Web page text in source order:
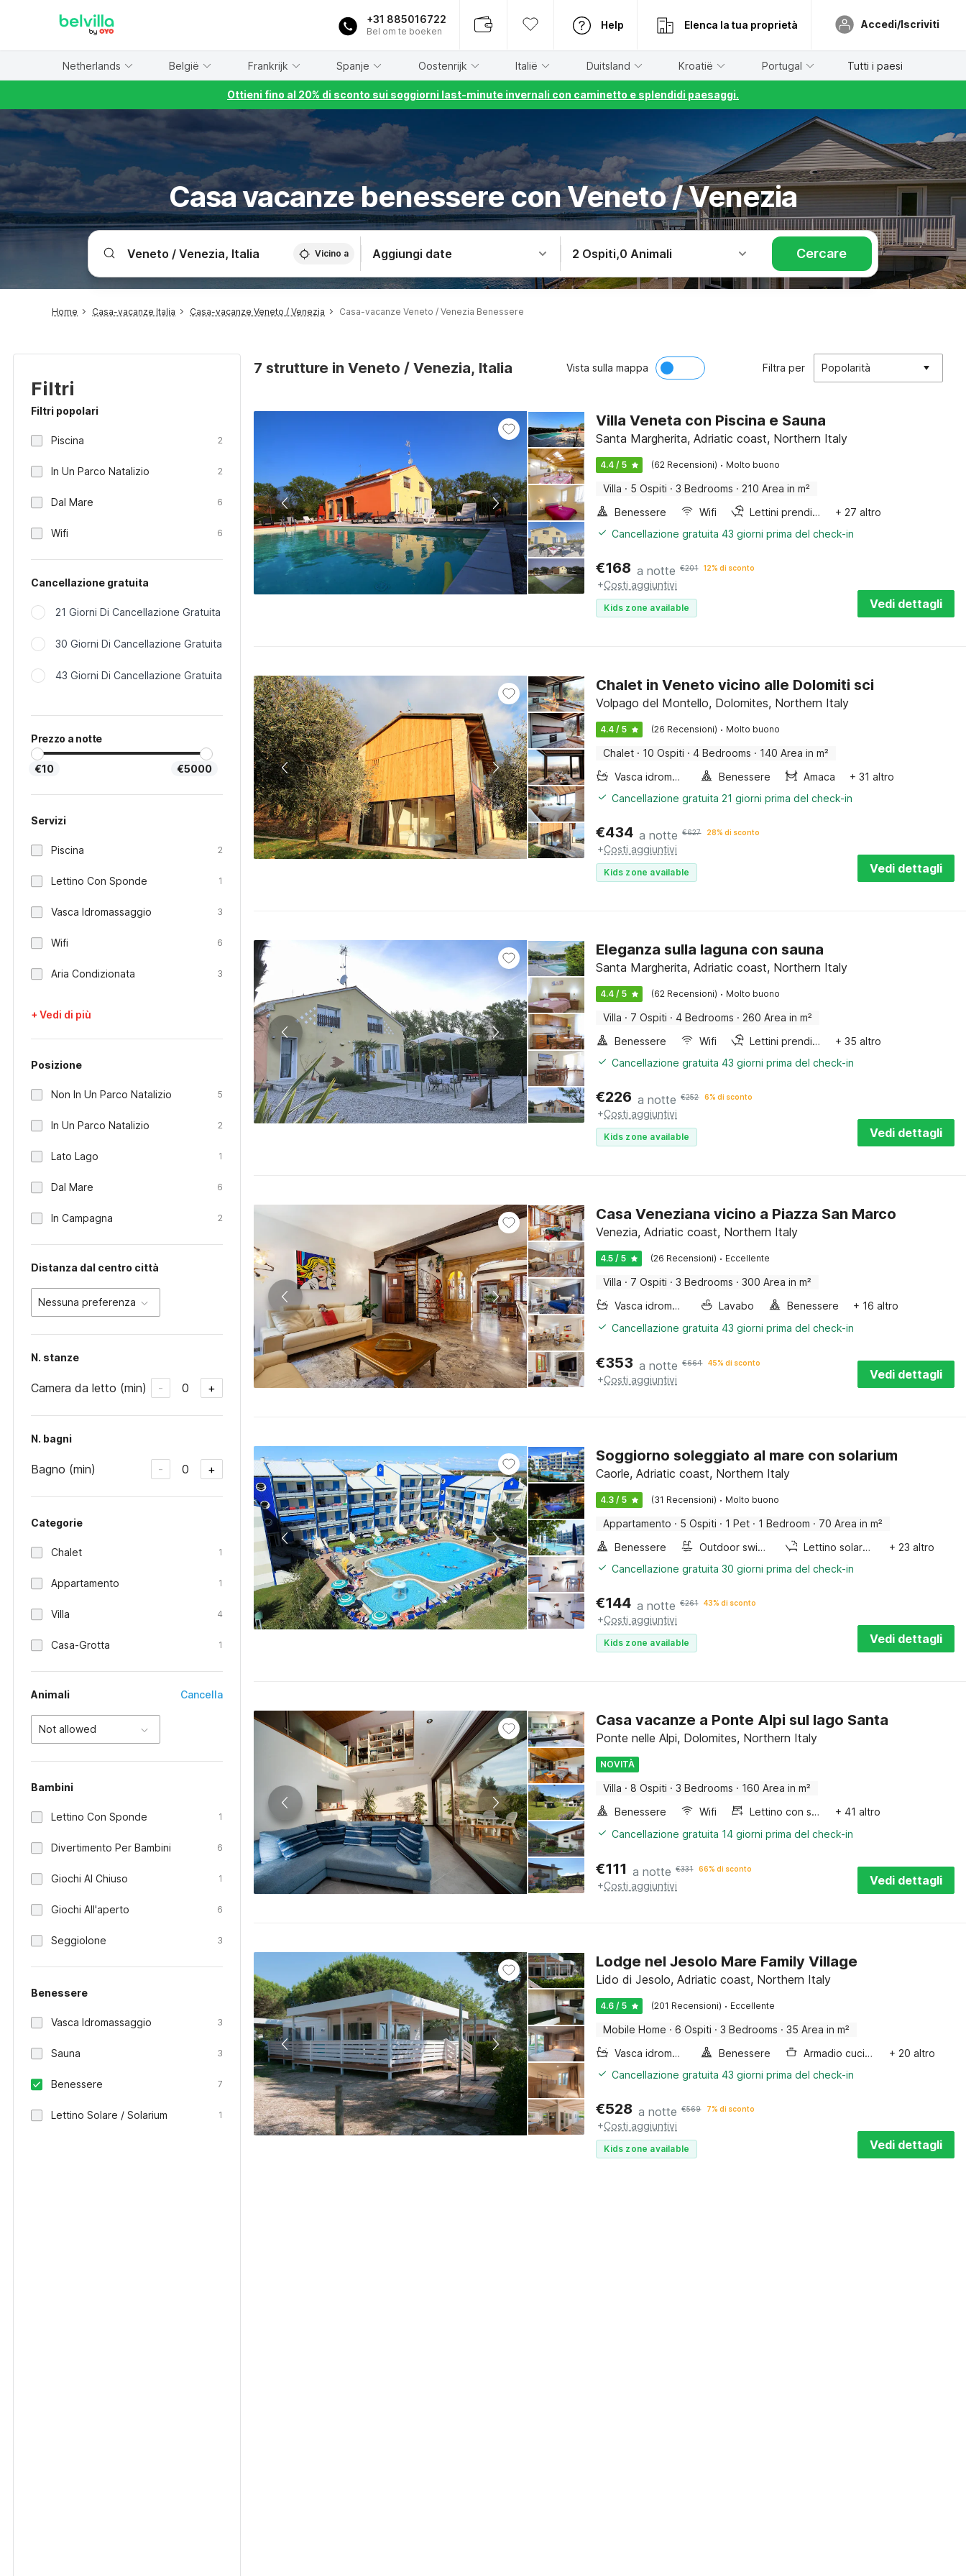
+31 885016722
Bel om te boeken
Help Elenca la tua proprietà Accedi/Iscriviti
Netherlands België Frankrijk Spanje Oostenrijk Italië Duitsland Kroatië Portugal Tutti i paesi
Ottieni fino al 20% di sconto sui soggiorni last-minute invernali con caminetto e splendidi paesaggi.
Casa vacanze benessere con Veneto / Venezia
Vicino a Aggiungi date 2 Ospiti,0 Animali Cercare
Home Casa-vacanze Italia Casa-vacanze Veneto / Venezia Casa-vacanze Veneto / Venezia Benessere
Filtri
Filtri popolari
Piscina 2
In Un Parco Natalizio 2
Dal Mare 6
Wifi 6
Cancellazione gratuita
21 Giorni Di Cancellazione Gratuita
30 Giorni Di Cancellazione Gratuita
43 Giorni Di Cancellazione Gratuita
Prezzo a notte
€10 €5000
Servizi
Piscina 2
Lettino Con Sponde 1
Vasca Idromassaggio 3
Wifi 6
Aria Condizionata 3
+ Vedi di più
Posizione
Non In Un Parco Natalizio 5
In Un Parco Natalizio 2
Lato Lago 1
Dal Mare 6
In Campagna 2
Distanza dal centro città
Nessuna preferenza
N. stanze
Camera da letto (min) - 0 +
N. bagni
Bagno (min) - 0 +
Categorie
Chalet 1
Appartamento 1
Villa 4
Casa-Grotta 1
Animali Cancella
Not allowed
Bambini
Lettino Con Sponde 1
Divertimento Per Bambini 6
Giochi Al Chiuso 1
Giochi All'aperto 6
Seggiolone 3
Benessere
Vasca Idromassaggio 3
Sauna 3
Benessere 7
Lettino Solare / Solarium 1
7 strutture in Veneto / Venezia, Italia Vista sulla mappa Filtra per Popolarità
Villa Veneta con Piscina e Sauna
Santa Margherita, Adriatic coast, Northern Italy
4.4 / 5 (62 Recensioni) · Molto buono
Villa · 5 Ospiti · 3 Bedrooms · 210 Area in m²
Benessere
Wifi Lettini prendisole
+ 27 altro
Cancellazione gratuita 43 giorni prima del check-in
€168 a notte €201 12% di sconto
+Costi aggiuntivi
Kids zone available Vedi dettagli
Chalet in Veneto vicino alle Dolomiti sci
Volpago del Montello, Dolomites, Northern Italy
4.4 / 5 (26 Recensioni) · Molto buono
Chalet · 10 Ospiti · 4 Bedrooms · 140 Area in m²
Vasca idromassaggio
Benessere Amaca
+ 31 altro
Cancellazione gratuita 21 giorni prima del check-in
€434 a notte €627 28% di sconto
+Costi aggiuntivi
Kids zone available Vedi dettagli
Eleganza sulla laguna con sauna
Santa Margherita, Adriatic coast, Northern Italy
4.4 / 5 (62 Recensioni) · Molto buono
Villa · 7 Ospiti · 4 Bedrooms · 260 Area in m²
Benessere
Wifi Lettini prendisole
+ 35 altro
Cancellazione gratuita 43 giorni prima del check-in
€226 a notte €252 6% di sconto
+Costi aggiuntivi
Kids zone available Vedi dettagli
Casa Veneziana vicino a Piazza San Marco
Venezia, Adriatic coast, Northern Italy
4.5 / 5 (26 Recensioni) · Eccellente
Villa · 7 Ospiti · 3 Bedrooms · 300 Area in m²
Vasca idromassaggio
Lavabo Benessere
+ 16 altro
Cancellazione gratuita 43 giorni prima del check-in
€353 a notte €664 45% di sconto
+Costi aggiuntivi Vedi dettagli
Soggiorno soleggiato al mare con solarium
Caorle, Adriatic coast, Northern Italy
4.3 / 5 (31 Recensioni) · Molto buono
Appartamento · 5 Ospiti · 1 Pet · 1 Bedroom · 70 Area in m²
Benessere
Outdoor swimming pool Lettino solare / solarium
+ 23 altro
Cancellazione gratuita 30 giorni prima del check-in
€144 a notte €261 43% di sconto
+Costi aggiuntivi
Kids zone available Vedi dettagli
Casa vacanze a Ponte Alpi sul lago Santa
Ponte nelle Alpi, Dolomites, Northern Italy
NOVITÀ
Villa · 8 Ospiti · 3 Bedrooms · 160 Area in m²
Benessere
Wifi Lettino con sponde
+ 41 altro
Cancellazione gratuita 14 giorni prima del check-in
€111 a notte €331 66% di sconto
+Costi aggiuntivi Vedi dettagli
Lodge nel Jesolo Mare Family Village
Lido di Jesolo, Adriatic coast, Northern Italy
4.6 / 5 (201 Recensioni) · Eccellente
Mobile Home · 6 Ospiti · 3 Bedrooms · 35 Area in m²
Vasca idromassaggio
Benessere Armadio cucina
+ 20 altro
Cancellazione gratuita 43 giorni prima del check-in
€528 a notte €569 7% di sconto
+Costi aggiuntivi
Kids zone available Vedi dettagli